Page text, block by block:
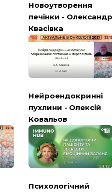
Новоутворення
печінки - Олександр
Квасівка
Нейроендокринні
пухлини - Олексій
Ковальов
Психологічний